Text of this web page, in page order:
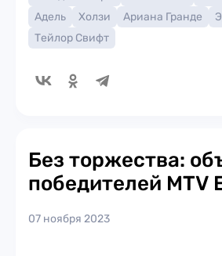
Адель
Холзи Ариана Гранде
Тейлор Свифт
Без торжества:
победителей MTV
07 ноября 2023